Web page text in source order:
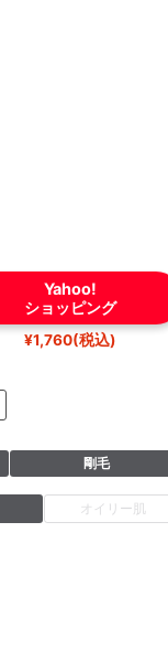
Yahoo!
ショッピング
¥1,760(税込)
剛毛
オイリー肌